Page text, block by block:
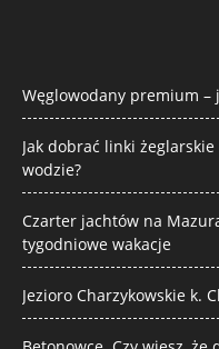
Węglowodany premium –
Jak dobrać linki
wodzie?
Czarter jachtów na
tygodniowe wakacje
Jezioro Charzykowskie k.